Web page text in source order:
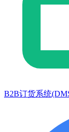
B2B订货系统